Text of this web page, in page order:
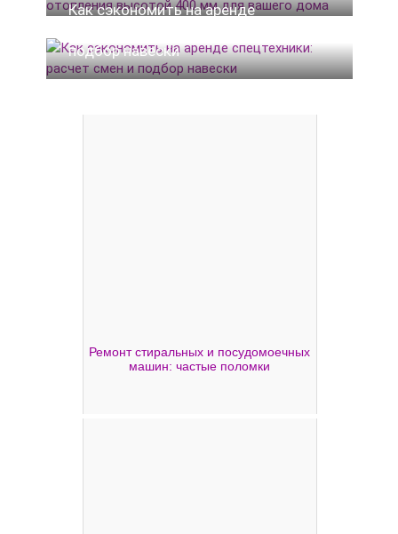
Как сэкономить на аренде
подбор навески
Ремонт стиральных и посудомоечных
машин: частые поломки